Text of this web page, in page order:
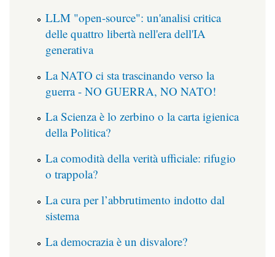
LLM "open-source": un'analisi critica
delle quattro libertà nell'era dell'IA
generativa
La NATO ci sta trascinando verso la
guerra - NO GUERRA, NO NATO!
La Scienza è lo zerbino o la carta igienica
della Politica?
La comodità della verità ufficiale: rifugio
o trappola?
La cura per l’abbrutimento indotto dal
sistema
La democrazia è un disvalore?